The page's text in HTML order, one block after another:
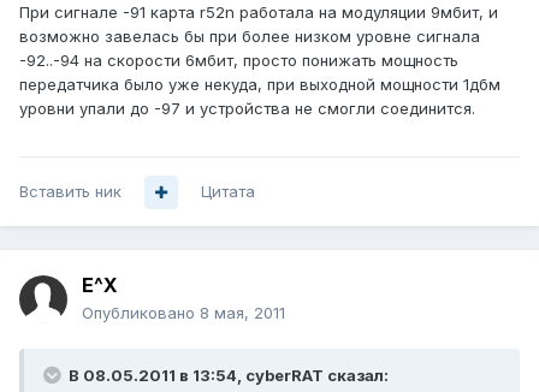
При сигнале -91 карта r52n работала на модуляции 9мбит, и
возможно завелась бы при более низком уровне сигнала
-92..-94 на скорости 6мбит, просто понижать мощность
передатчика было уже некуда, при выходной мощности 1дбм
уровни упали до -97 и устройства не смогли соединится.
Вставить ник Цитата
E^X
Опубликовано 8 мая, 2011
В 08.05.2011 в 13:54, cyberRAT сказал: